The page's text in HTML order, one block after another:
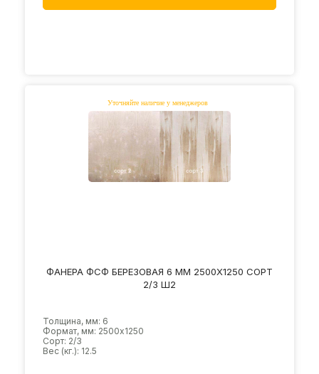
ФАНЕРА ФСФ БЕРЕЗОВАЯ 6 ММ 2500Х1250 СОРТ
2/3 Ш2
Толщина, мм: 6
Формат, мм: 2500х1250
Сорт: 2/3
Вес (кг.): 12.5